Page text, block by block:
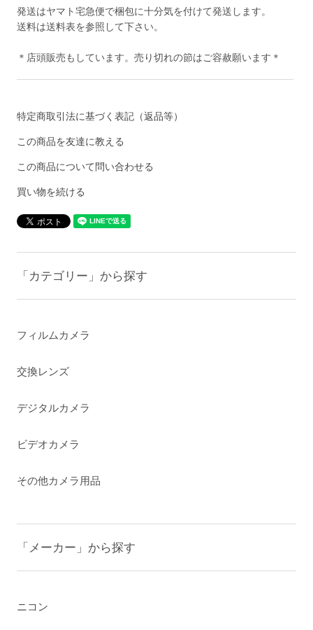
発送はヤマト宅急便で梱包に十分気を付けて発送します。
送料は送料表を参照して下さい。
＊店頭販売もしています。売り切れの節はご容赦願います＊
特定商取引法に基づく表記（返品等）
この商品を友達に教える
この商品について問い合わせる
買い物を続ける
「カテゴリー」から探す
フィルムカメラ
交換レンズ
デジタルカメラ
ビデオカメラ
その他カメラ用品
「メーカー」から探す
ニコン